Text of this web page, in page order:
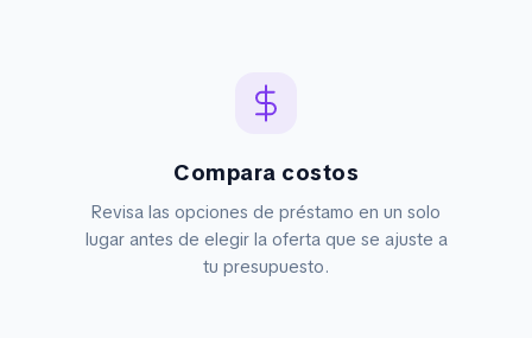
Compara costos
Revisa las opciones de préstamo en un solo
lugar antes de elegir la oferta que se ajuste a
tu presupuesto.